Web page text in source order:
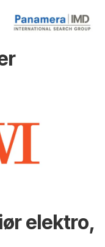
elektro,